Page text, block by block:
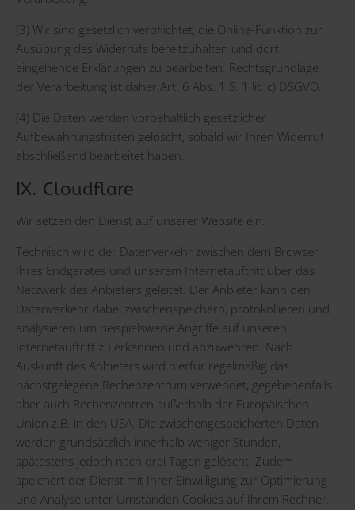
(3) Wir sind gesetzlich verpflichtet, die Online-Funktion zur
Ausübung des Widerrufs bereitzuhalten und dort
eingehende Erklärungen zu bearbeiten. Rechtsgrundlage
der Verarbeitung ist daher Art. 6 Abs. 1 S. 1 lit. c) DSGVO.
(4) Die Daten werden vorbehaltlich gesetzlicher
Aufbewahrungsfristen gelöscht, sobald wir Ihren Widerruf
abschließend bearbeitet haben.
IX. Cloudflare
Wir setzen den Dienst auf unserer Website ein.
Technisch wird der Datenverkehr zwischen dem Browser
Ihres Endgerätes und unserem Internetauftritt über das
Netzwerk des Anbieters geleitet. Der Anbieter kann den
Datenverkehr dabei zwischenspeichern, protokollieren und
analysieren um beispielsweise Angriffe auf unseren
Internetauftritt zu erkennen und abzuwehren. Nach
Auskunft des Anbieters wird hierfür regelmäßig das
nächstgelegene Rechenzentrum verwendet, gegebenenfalls
aber auch Rechenzentren außerhalb der Europäischen
Union z.B. in den USA. Die zwischengespeicherten Daten
werden grundsätzlich innerhalb weniger Stunden,
spätestens jedoch nach drei Tagen gelöscht. Zudem
speichert der Dienst mit Ihrer Einwilligung zur Optimierung
und Analyse unter Umständen Cookies auf Ihrem Rechner.